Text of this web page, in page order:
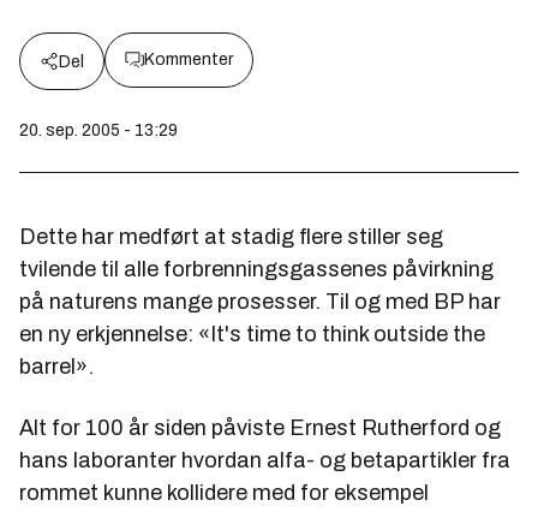
Del Kommenter
20. sep. 2005 - 13:29
Dette har medført at stadig flere stiller seg
tvilende til alle forbrenningsgassenes påvirkning
på naturens mange prosesser. Til og med BP har
en ny erkjennelse: «It's time to think outside the
barrel».
Alt for 100 år siden påviste Ernest Rutherford og
hans laboranter hvordan alfa- og betapartikler fra
rommet kunne kollidere med for eksempel